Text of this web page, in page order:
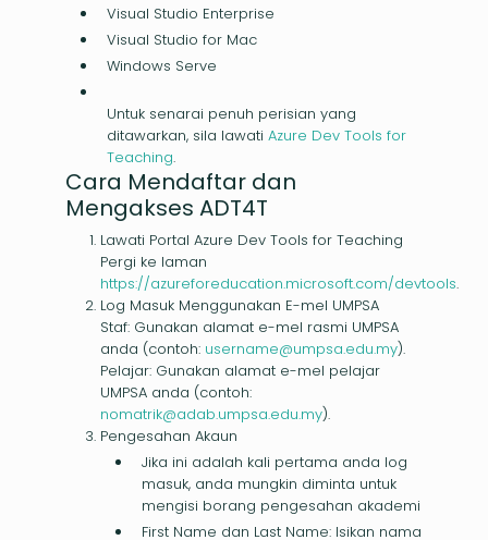
Visual Studio Enterprise
Visual Studio for Mac
Windows Serve
Untuk senarai penuh perisian yang
ditawarkan, sila lawati Azure Dev Tools for
Teaching.
Cara Mendaftar dan
Mengakses ADT4T
Lawati Portal Azure Dev Tools for Teaching
Pergi ke laman
https://azureforeducation.microsoft.com/devtools.
Log Masuk Menggunakan E-mel UMPSA
Staf: Gunakan alamat e-mel rasmi UMPSA
anda (contoh: username@umpsa.edu.my).
Pelajar: Gunakan alamat e-mel pelajar
UMPSA anda (contoh:
nomatrik@adab.umpsa.edu.my).
Pengesahan Akaun
Jika ini adalah kali pertama anda log
masuk, anda mungkin diminta untuk
mengisi borang pengesahan akademi
First Name dan Last Name: Isikan nama